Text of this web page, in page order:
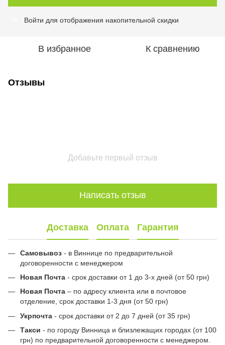
Войти для отображения накопительной скидки
В избранное К сравнению
Отзывы
Добавьте первый отзыв
Написать отзыв
Доставка Оплата Гарантия
Самовывоз - в Виннице по предварительной
договоренности с менеджером
Новая Почта - срок доставки от 1 до 3-х дней (от 50 грн)
Новая Почта – по адресу клиента или в почтовое
отделение, срок доставки 1-3 дня (от 50 грн)
Укрпочта - срок доставки от 2 до 7 дней (от 35 грн)
Такси - по городу Винница и близлежащих городах (от 100
грн) по предварительной договоренности с менеджером.